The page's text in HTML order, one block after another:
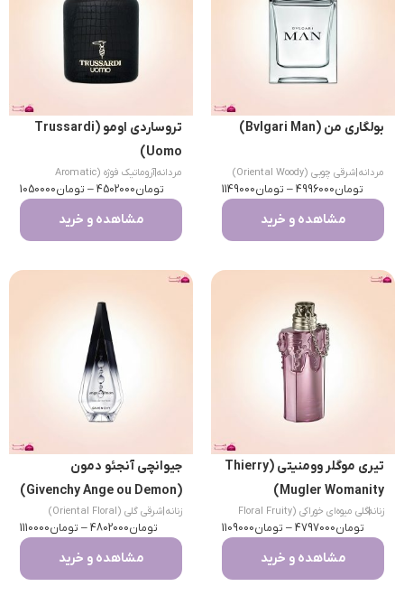
بولگاری من (Bvlgari Man)
مردانه|شرقی چوبی (Oriental Woody)
تومان4996000
– تومان1149000
مشاهده و خرید
تروساردی اومو (Trussardi
Uomo)
مردانه|
آروماتیک فوژه (Aromatic
Fougere)
تومان4502000
– تومان1050000
مشاهده و خرید
تیری موگلر وومنیتی (Thierry
Mugler Womanity)
زنانه
|
گلی میوه‌ای خوراکی (Floral Fruity
Gourmand)
تومان4797000
– تومان1109000
مشاهده و خرید
جیوانچی آنجئو دمون
(Givenchy Ange ou Demon)
زنانه|شرقی گلی (Oriental Floral)
تومان4802000
– تومان1110000
مشاهده و خرید